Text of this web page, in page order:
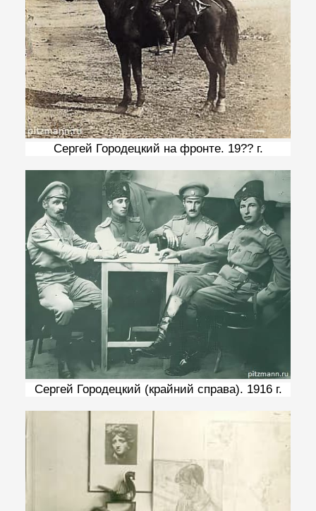
Сергей Городецкий на фронте. 19?? г.
Сергей Городецкий (крайний справа). 1916 г.